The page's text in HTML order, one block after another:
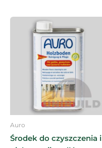
Auro
Środek do czyszczenia i